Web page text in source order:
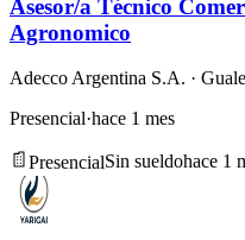
Asesor/a Técnico
Agronomico
Adecco Argentina S.A. ·
Presencial·hace 1 mes
PresencialSin sueldohace 1